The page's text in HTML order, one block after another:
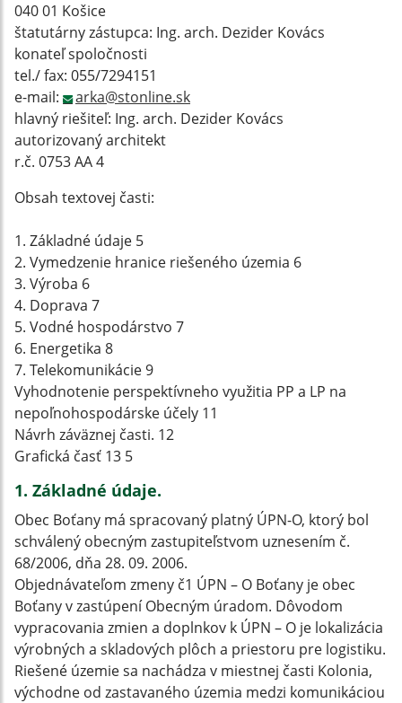
040 01 Košice
štatutárny zástupca: Ing. arch. Dezider Kovács
konateľ spoločnosti
tel./ fax: 055/7294151
e-mail:
arka@stonline.sk
hlavný riešiteľ: Ing. arch. Dezider Kovács
autorizovaný architekt
r.č. 0753 AA 4
Obsah textovej časti:
1. Základné údaje 5
2. Vymedzenie hranice riešeného územia 6
3. Výroba 6
4. Doprava 7
5. Vodné hospodárstvo 7
6. Energetika 8
7. Telekomunikácie 9
Vyhodnotenie perspektívneho využitia PP a LP na
nepoľnohospodárske účely 11
Návrh záväznej časti. 12
Grafická časť 13 5
1. Základné údaje.
Obec Boťany má spracovaný platný ÚPN-O, ktorý bol
schválený obecným zastupiteľstvom uznesením č.
68/2006, dňa 28. 09. 2006.
Objednávateľom zmeny č1 ÚPN – O Boťany je obec
Boťany v zastúpení Obecným úradom. Dôvodom
vypracovania zmien a doplnkov k ÚPN – O je lokalizácia
výrobných a skladových plôch a priestoru pre logistiku.
Riešené územie sa nachádza v miestnej časti Kolonia,
východne od zastavaného územia medzi komunikáciou